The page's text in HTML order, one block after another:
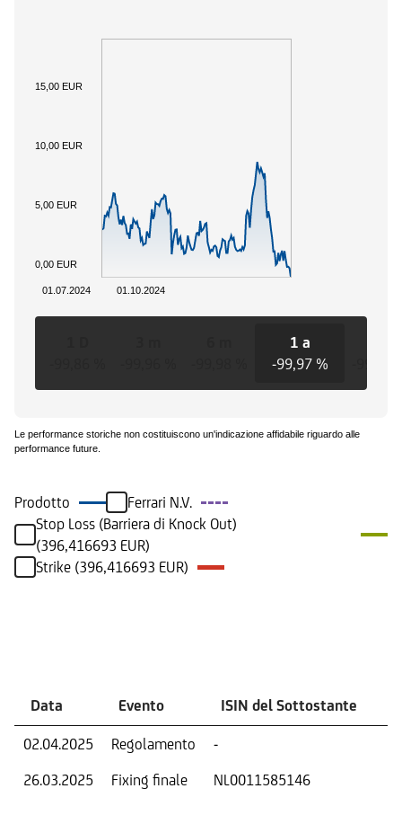
01.10.2024
01.07.2024
0,00 EUR
5,00 EUR
10,00 EUR
15,00 EUR
1 a
-99,97 %
Le performance storiche non costituiscono un'indicazione affidabile riguardo alle
performance future.
Prodotto
Ferrari N.V.
Stop Loss (Barriera di Knock Out)
(396,416693 EUR)
Strike (396,416693 EUR)
Data Evento ISIN del Sottostante
02.04.2025 Regolamento -
26.03.2025
Fixing finale NL0011585146